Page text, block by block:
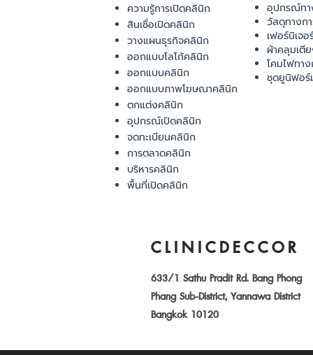
ความรู้การเปิดคลินิก
สินเชื่อเปิดคลินิก
วางแผนธุรกิจคลินิก
ออกแบบโลโก้คลินิก
ออกแบบคลินิก
ออกแบบภาพโฆษณาคลินิก
ตกแต่งคลินิก
อุปกรณ์เปิดคลินิก
จดทะเบียนคลินิก
การตลาดคลินิก
บริหารคลินิก
พื้นที่เปิดคลินิก
อุปกรณ์ทา
วัสดุทางก
เฟอร์นิเจ
ผ้าคลุมเตี
โคมไฟทา
ชุดยูนิฟอร์
CLINICDECCOR
633/1 Sathu Pradit Rd. Bang Phong
Phang Sub-District, Yannawa District
Bangkok 10120